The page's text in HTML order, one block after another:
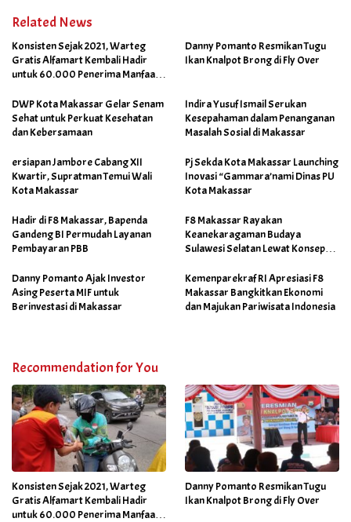
Related News
Konsisten Sejak 2021, Warteg
Gratis Alfamart Kembali Hadir
untuk 60.000 Penerima Manfaat
Danny Pomanto Resmikan Tugu
Ikan Knalpot Brong di Fly Over
DWP Kota Makassar Gelar Senam
Sehat untuk Perkuat Kesehatan
dan Kebersamaan
Indira Yusuf Ismail Serukan
Kesepahaman dalam Penanganan
Masalah Sosial di Makassar
ersiapan Jambore Cabang XII
Kwartir, Supratman Temui Wali
Kota Makassar
Pj Sekda Kota Makassar Launching
Inovasi “Gammara’nami Dinas PU
Kota Makassar
Hadir di F8 Makassar, Bapenda
Gandeng BI Permudah Layanan
Pembayaran PBB
F8 Makassar Rayakan
Keanekaragaman Budaya
Sulawesi Selatan Lewat Konsep
Danny Pomanto Ajak Investor
Asing Peserta MIF untuk
Berinvestasi di Makassar
Kemenparekraf RI Apresiasi F8
Makassar Bangkitkan Ekonomi
dan Majukan Pariwisata Indonesia
Recommendation for You
Konsisten Sejak 2021, Warteg
Gratis Alfamart Kembali Hadir
untuk 60.000 Penerima Manfaat
Danny Pomanto Resmikan Tugu
Ikan Knalpot Brong di Fly Over